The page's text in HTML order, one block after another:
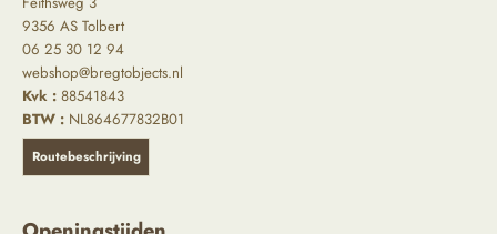
9356 AS Tolbert
06 25 30 12 94
webshop@bregtobjects.nl
Kvk : 88541843
BTW : NL864677832B01
Routebeschrijving